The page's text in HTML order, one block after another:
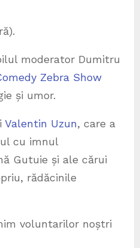
moderator Dumitru
Zebra Show
și umor.
Valentin Uzun, care a
cu imnul
Gutuie și ale cărui
rădăcinile
voluntarilor noștri